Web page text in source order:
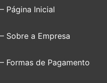
– Página Inicial
– Sobre a Empresa
– Formas de Pagamento